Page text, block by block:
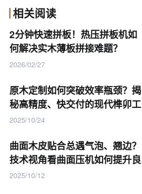
相关阅读
2分钟快速拼板！热压拼板机如
何解决实木薄板拼接难题？
2026/02/27
原木定制如何突破效率瓶颈？揭
秘高精度、快交付的现代榫卯工
艺链！
2025/10/24
曲面木皮贴合总遇气泡、翘边？
技术视角看曲面压机如何提升良
品率！
2025/10/12